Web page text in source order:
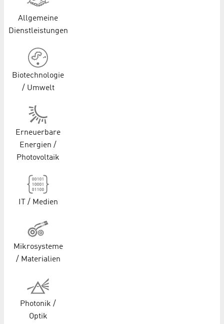
Allgemeine
Dienstleistungen
Biotechnologie
/ Umwelt
Erneuerbare
Energien /
Photovoltaik
IT / Medien
Mikrosysteme
/ Materialien
Photonik /
Optik